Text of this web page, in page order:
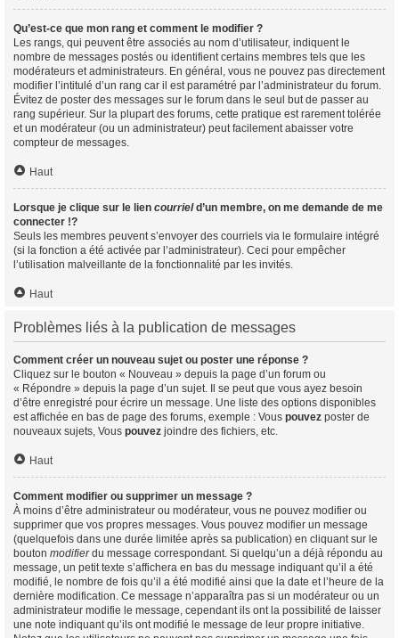
Qu’est-ce que mon rang et comment le modifier ?
Les rangs, qui peuvent être associés au nom d’utilisateur, indiquent le
nombre de messages postés ou identifient certains membres tels que les
modérateurs et administrateurs. En général, vous ne pouvez pas directement
modifier l’intitulé d’un rang car il est paramétré par l’administrateur du forum.
Évitez de poster des messages sur le forum dans le seul but de passer au
rang supérieur. Sur la plupart des forums, cette pratique est rarement tolérée
et un modérateur (ou un administrateur) peut facilement abaisser votre
compteur de messages.
Haut
Lorsque je clique sur le lien courrield’un membre, on me demande de me
connecter !?
Seuls les membres peuvent s’envoyer des courriels via le formulaire intégré
(si la fonction a été activée par l’administrateur). Ceci pour empêcher
l’utilisation malveillante de la fonctionnalité par les invités.
Haut
Problèmes liés à la publication de messages
Comment créer un nouveau sujet ou poster une réponse ?
Cliquez sur le bouton « Nouveau » depuis la page d’un forum ou
« Répondre » depuis la page d’un sujet. Il se peut que vous ayez besoin
d’être enregistré pour écrire un message. Une liste des options disponibles
est affichée en bas de page des forums, exemple : Vous pouvez poster de
nouveaux sujets, Vous pouvez joindre des fichiers, etc.
Haut
Comment modifier ou supprimer un message ?
À moins d’être administrateur ou modérateur, vous ne pouvez modifier ou
supprimer que vos propres messages. Vous pouvez modifier un message
(quelquefois dans une durée limitée après sa publication) en cliquant sur le
bouton modifierdu message correspondant. Si quelqu’un a déjà répondu au
message, un petit texte s’affichera en bas du message indiquant qu’il a été
modifié, le nombre de fois qu’il a été modifié ainsi que la date et l’heure de la
dernière modification. Ce message n’apparaîtra pas si un modérateur ou un
administrateur modifie le message, cependant ils ont la possibilité de laisser
une note indiquant qu’ils ont modifié le message de leur propre initiative.